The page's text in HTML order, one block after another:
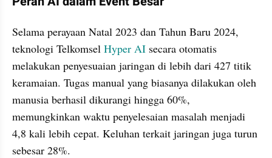
Selama perayaan Natal 2023 dan Tahun Baru 2024,
teknologi Telkomsel Hyper AI secara otomatis
melakukan penyesuaian jaringan di lebih dari 427 titik
keramaian. Tugas manual yang biasanya dilakukan oleh
manusia berhasil dikurangi hingga 60%,
memungkinkan waktu penyelesaian masalah menjadi
4,8 kali lebih cepat. Keluhan terkait jaringan juga turun
sebesar 28%.